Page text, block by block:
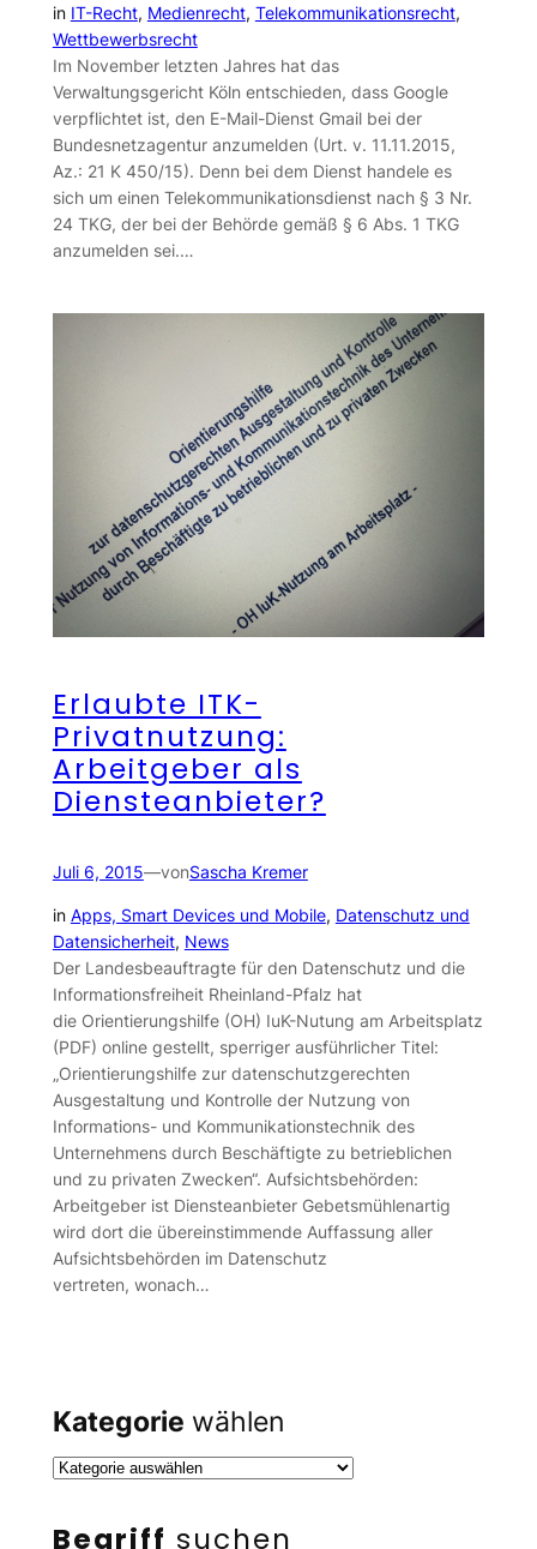
in IT-Recht, Medienrecht, Telekommunikationsrecht
Wettbewerbsrecht
Im November letzten Jahres hat das
Verwaltungsgericht Köln entschieden, dass Google
verpflichtet ist, den E-Mail-Dienst Gmail bei der
Bundesnetzagentur anzumelden (Urt. v. 11.11.2015,
Az.: 21 K 450/15). Denn bei dem Dienst handele es
sich um einen Telekommunikationsdienst nach § 3 Nr.
24 TKG, der bei der Behörde gemäß § 6 Abs. 1 TKG
anzumelden sei.…
Erlaubte ITK-
Privatnutzung:
Arbeitgeber als
Diensteanbieter?
Juli 6, 2015—vonSascha Kremer
in Apps, Smart Devices und Mobile, Datenschutz und
Datensicherheit, News
Der Landesbeauftragte für den Datenschutz und die
Informationsfreiheit Rheinland-Pfalz hat
die Orientierungshilfe (OH) IuK-Nutung am Arbeitsplatz
(PDF) online gestellt, sperriger ausführlicher Titel:
„Orientierungshilfe zur datenschutzgerechten
Ausgestaltung und Kontrolle der Nutzung von
Informations- und Kommunikationstechnik des
Unternehmens durch Beschäftigte zu betrieblichen
und zu privaten Zwecken“. Aufsichtsbehörden:
Arbeitgeber ist Diensteanbieter Gebetsmühlenartig
wird dort die übereinstimmende Auffassung aller
Aufsichtsbehörden im Datenschutz
vertreten, wonach…
Kategorie wählen
Begriff suchen